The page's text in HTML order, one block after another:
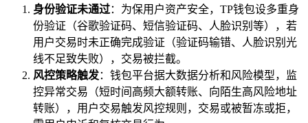
身份验证未通过：为保用户资产安全，TP钱包设多重身
份验证（谷歌验证码、短信验证码、人脸识别等），若
用户交易时未正确完成验证（验证码输错、人脸识别光
线不足致失败），交易被拦截。
风控策略触发：钱包平台据大数据分析和风险模型，监
控异常交易（短时间高频大额转账、向陌生高风险地址
转账），用户交易触发风控规则，交易或被暂冻或拒，